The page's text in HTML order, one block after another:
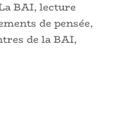
BAI,lecture
de pensée,
de la BAI,